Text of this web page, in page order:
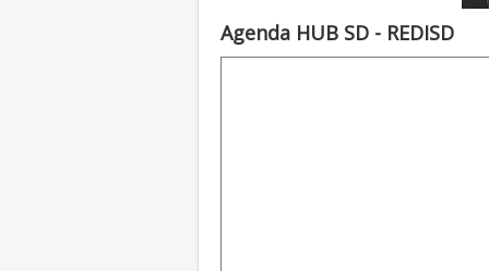
Agenda HUB SD - REDISD